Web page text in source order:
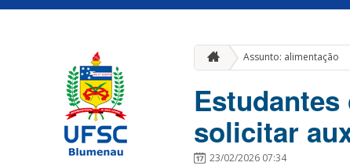
Assunto: alimentação
solicitar
23/02/2026 07:34